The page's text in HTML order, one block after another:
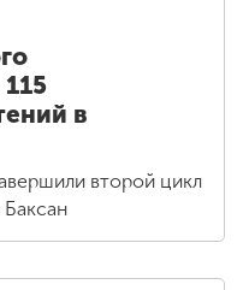
в
второй цикл